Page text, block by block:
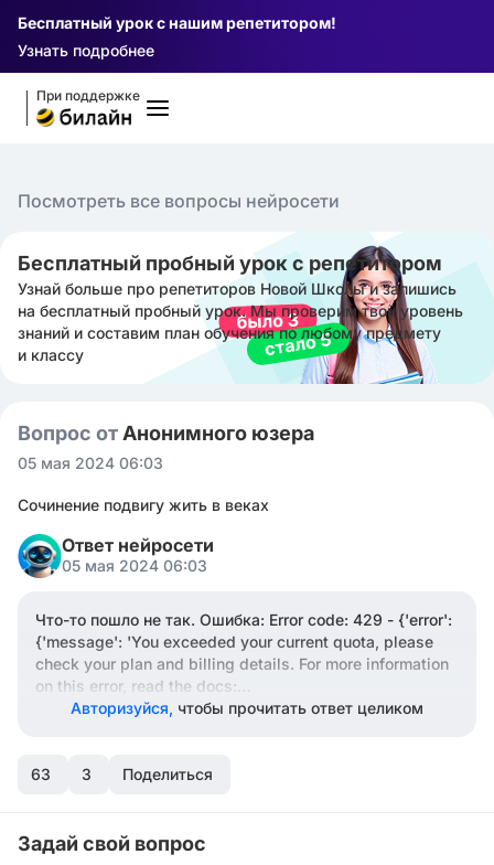
Бесплатный урок с нашим репетитором!
Узнать подробнее
При поддержке
Посмотреть все вопросы нейросети
Бесплатный пробный урок с репетитором
Узнай больше про репетиторов Новой Школы и запишись
на бесплатный пробный урок. Мы проверим твой уровень
знаний и составим план обучения по любому предмету
и классу
Вопрос от Анонимного юзера
05 мая 2024 06:03
Сочинение подвигу жить в веках
Ответ нейросети
05 мая 2024 06:03
Что-то пошло не так. Ошибка: Error code: 429 - {'error':
{'message': 'You exceeded your current quota, please
check your plan and billing details. For more information
on this error, read the docs:
https://platform.openai.com/docs/guides/error-
Авторизуйся, чтобы прочитать ответ целиком
63 3 Поделиться
Задай свой вопрос